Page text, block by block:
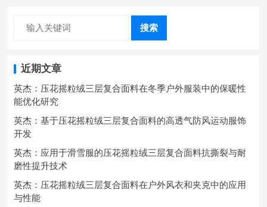
搜索
近期文章
英杰：压花摇粒绒三层复合面料在冬季户外服装中的保暖性
能优化研究
英杰：基于压花摇粒绒三层复合面料的高透气防风运动服饰
开发
英杰：应用于滑雪服的压花摇粒绒三层复合面料抗撕裂与耐
磨性提升技术
英杰：压花摇粒绒三层复合面料在户外风衣和夹克中的应用
与性能